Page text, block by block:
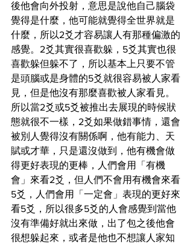
後他會向外投射，意思是說他自己腦袋
覺得是什麼，他可能就覺得全世界就是
什麼，所以2爻才容易讓人有那種偏激的
感覺。2爻其實很喜歡躲，5爻其實也很
喜歡躲但躲不了，所以基本上只要不管
是頭腦或是身體的5爻就很容易被人家看
見，但是他沒有那麼喜歡被人家看見。
所以當2爻或5爻被推出去展現的時候狀
態就很不一樣，2爻如果做錯事情，還會
被別人覺得沒有關係啊，他有能力、天
賦或才華，只是還沒做到，他有機會做
得更好表現的更棒，人們會用「有機
會」來看2爻，但人們不會用有機會來看
5爻，人們會用「一定會」表現的更好來
看5爻，所以很多5爻的人會感覺到當他
沒有準備好就出來做，出了包之後他會
很想躲起來，或者是他也不想讓人家知